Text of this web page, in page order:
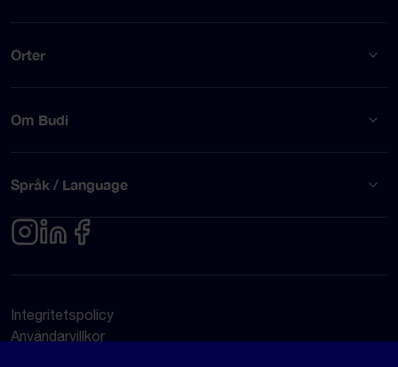
Orter
Om Budi
Språk / Language
Integritetspolicy
Användarvillkor